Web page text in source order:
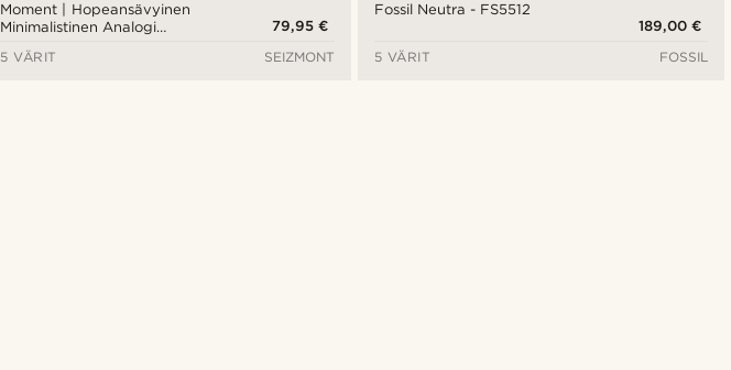
Moment | Hopeansävyinen
Minimalistinen Analogi
Kellotaululla &
79,95 €
5 VÄRIT
SEIZMONT
Fossil Neutra - FS5512
189,00 €
5 VÄRIT
FOSSIL